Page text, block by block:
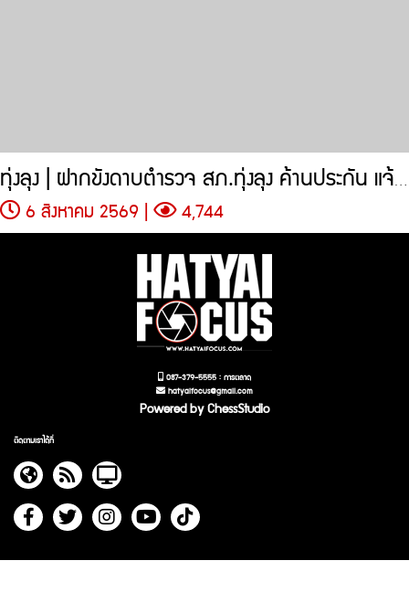
ทุ่งลุง | ฝากขังดาบตำรวจ สภ.ทุ่งลุง ค้านประกัน แจ้งข้อหาเพิ่ม
6 สิงหาคม 2569 | 4,744
087-379-5555 : การตลาด
hatyaifocus@gmail.com
Powered by ChessStudio
ติดตามเราได้ที่